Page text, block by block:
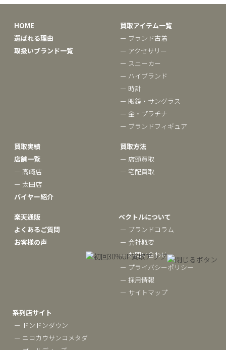
HOME
選ばれる理由
取扱いブランド一覧
買取アイテム一覧
ー ブランド古着
ー アクセサリー
ー スニーカー
ー ハイブランド
ー 時計
ー 眼鏡・サングラス
ー 金・プラチナ
ー ブランドフィギュア
買取実績
店舗一覧
ー 高崎店
ー 太田店
バイヤー紹介
買取方法
ー 店頭買取
ー 宅配買取
楽天通販
よくあるご質問
お客様の声
ベクトルについて
ー ブランドコラム
ー 会社概要
ー お問い合わせ
ー プライバシーポリシー
ー 採用情報
ー サイトマップ
系列店サイト
ー ドンドンダウン
ー ニコカウサンコメタダ